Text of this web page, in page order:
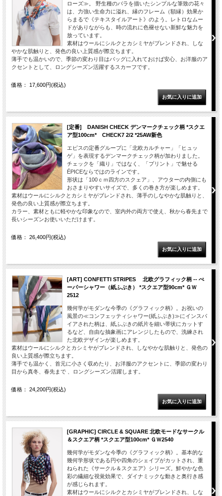
ローズ≫。 野生種のバラを描いたシンプルな筆致の花々
は、力強い生命力に溢れ、縁のフレーム（額縁）効果か
らまるで《テキスタイルアート》のよう。レトロなムー
ドがありながらも、時の流れに色褪せない新鮮な魅力を
放っています。
素材はウールにシルクとカシミヤがブレンドされ、しな
やかな肌触りと、発色の良い上質感が際立ちます。
薄手でも温かいので、季節の変わり目はバッグに入れておけば安心、お洋服のア
クセントとして、ロングシーズン活躍するスカーフです。
価格： 17,600円(税込)
[定番] DANISH CHECK デンマークチェック柄 *スクエ
ア型100cm* CHECK7 2/2 *25AW新色
エピスの定番グループに「北欧カルチャー」「ヒュッ
ゲ」を表現するデンマークチェック柄が加わりました。
チェックを「織り」ではなく、「プリント」で魅せる
ÉPICEならではのラインです。
形状は「100ｃｍ四方のスクェア」、アウターの内側にも
おさまりやすいサイズで、多くの巻き方が楽しめます。
素材はウールにシルクとカシミヤがブレンドされ、薄手のしなやかな肌触りと、
発色の良い上質感が際立ちます。
カラー、素材ともに軽やかな印象なので、室内外の両方で使え、秋から春先まで
長いシーズンお使いいただけます。
価格： 26,400円(税込)
[ART] CONFETTI STRIPES 北欧グラフィック柄 -- ぺ
ーパーシャワー（紙ふぶき） *スクエア型90cm* ＧＷ
2512
幾何学がモダンな今季の《グラフィック柄》。お祝いの
風景の≪コンフェッティシャワー(紙ふぶき)≫にインスパ
イアされた柄は、紙ふぶきの紙片を細い帯状にカットす
るなど、自由な抽象画にアレンジしたもので、洗練され
た北欧デザインが楽しめます。
素材はウールにシルクとカシミヤがブレンドされ、しなやかな肌触りと、発色の
良い上質感が際立ちます。
薄手でも温かく、首元に小さく収めたり、お洋服のアクセントに、季節の変わり
目から真冬、春先まで 、ロングシーズン活躍します。
価格： 24,200円(税込)
[GRAPHIC] CIRCLE & SQUARE 北欧モードなサークル
＆スクエア柄 *スクエア型100cm* ＧＷ2540
幾何学がモダンな今季の《グラフィック柄》。基本的な
幾何学形状である円や四角のシェイプがカットされ、重
ねられた《サークル＆スクエア》シリーズ。鮮やかな色
彩の繊細な視覚効果で、ダイナミックな動きと奥行き感
が感じられます。
素材はウールにシルクとカシミヤがブレンドされ、しな